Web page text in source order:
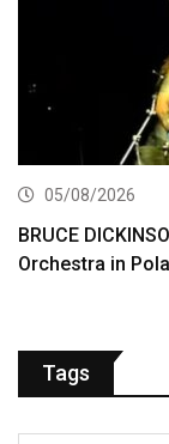
05/08/2026
BRUCE
Orchestra in
Tags